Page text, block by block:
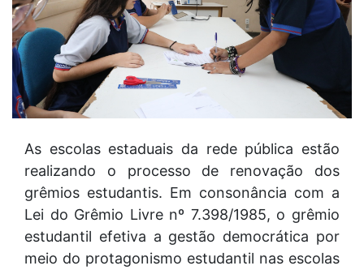
As escolas estaduais da rede pública estão
realizando o processo de renovação dos
grêmios estudantis. Em consonância com a
Lei do Grêmio Livre nº 7.398/1985, o grêmio
estudantil efetiva a gestão democrática por
meio do protagonismo estudantil nas escolas